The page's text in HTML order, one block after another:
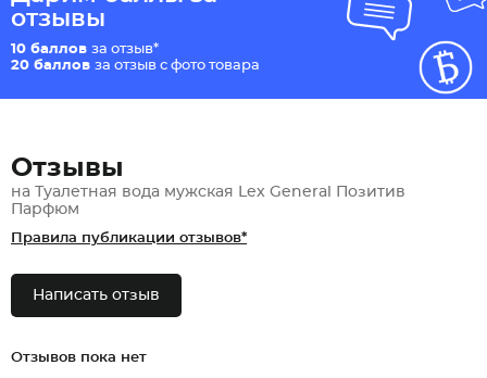
отзывы
10 баллов за отзыв*
20 баллов за отзыв с фото товара
Отзывы
на Туалетная вода мужская Lex General Позитив
Парфюм
Правила публикации отзывов*
Написать отзыв
Отзывов пока нет